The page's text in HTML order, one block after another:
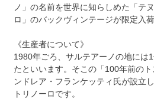
ノ」の名前を世界に知らしめた「テ
ロ」のバックヴィンテージが限定入
《生産者について》
1980年ごろ、サルテアーノの地には
たといいます。そこの「100年前の
ンドレア・フランケッティ氏が設立
トリノーロです。